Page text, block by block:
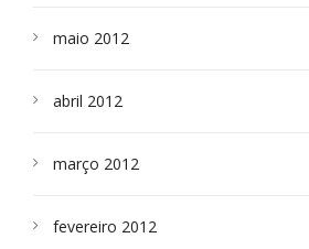
maio 2012
abril 2012
março 2012
fevereiro 2012